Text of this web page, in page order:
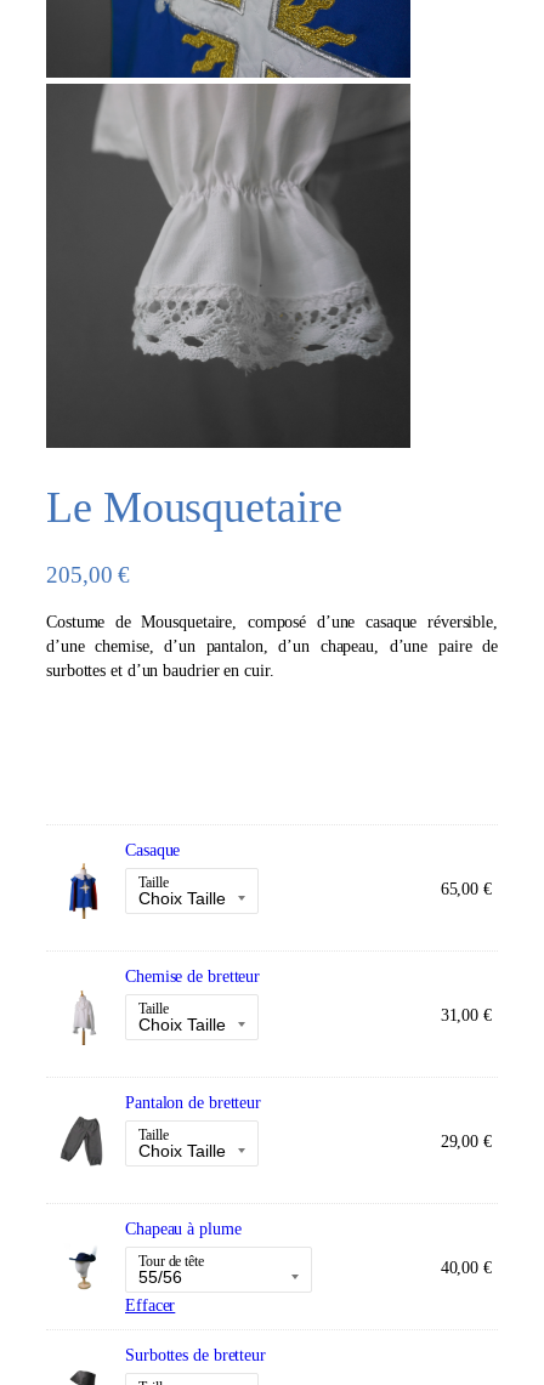
Le Mousquetaire
205,00€
Costume de Mousquetaire, composé d’une casaque réversible,
d’une chemise, d’un pantalon, d’un chapeau, d’une paire de
surbottes et d’un baudrier en cuir.
Casaque
Taille 65,00€
Chemise de bretteur
Taille 31,00€
Pantalon de bretteur
Taille 29,00€
Chapeau à plume
Tour de tête
Effacer
40,00€
Surbottes de bretteur